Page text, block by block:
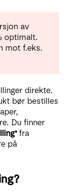
av
optimalt.
mot f.eks.
direkte.
bør bestilles
Du finner
fra
på